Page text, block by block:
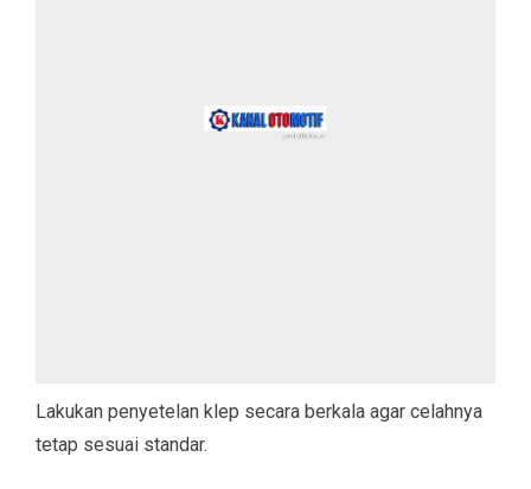
Lakukan penyetelan klep secara berkala agar celahnya
tetap sesuai standar.